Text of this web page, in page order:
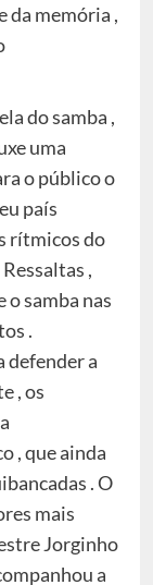
da memória ,
do samba ,
uma
o público o
país
rítmicos do
,
o samba nas
.
defender a
, os
, que ainda
. O
mais
Jorginho
a